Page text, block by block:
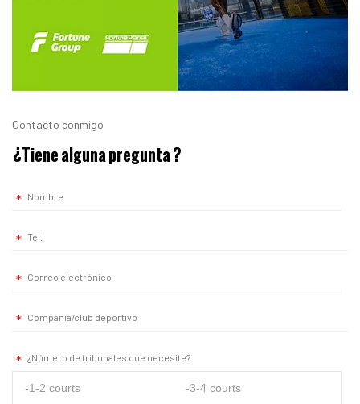
Contacto conmigo
¿Tiene alguna pregunta?
-1-2 courts -3-4 courts